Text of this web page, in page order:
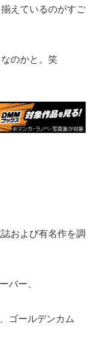
えているのがすご
のかと。笑
および有名作を調
バー、
ゴールデンカム